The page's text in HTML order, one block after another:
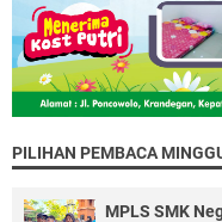
PILIHAN PEMBACA
MPLS SMK